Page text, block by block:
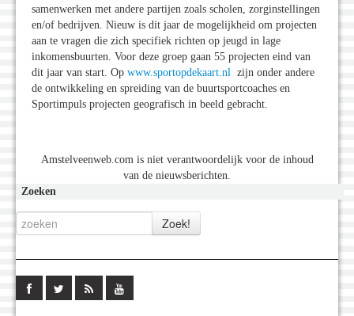
samenwerken met andere partijen zoals scholen, zorginstellingen
en/of bedrijven. Nieuw is dit jaar de mogelijkheid om projecten
aan te vragen die zich specifiek richten op jeugd in lage
inkomensbuurten. Voor deze groep gaan 55 projecten eind van
dit jaar van start. Op www.sportopdekaart.nl
zijn onder andere
de ontwikkeling en spreiding van de buurtsportcoaches en
Sportimpuls projecten geografisch in beeld gebracht.
Amstelveenweb.com is niet verantwoordelijk voor de inhoud
van de nieuwsberichten.
Zoeken